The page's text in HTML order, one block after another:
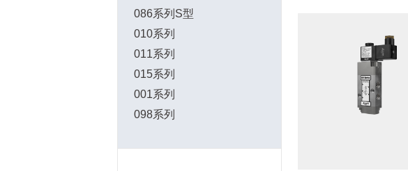
086系列S型
010系列
011系列
015系列
001系列
098系列